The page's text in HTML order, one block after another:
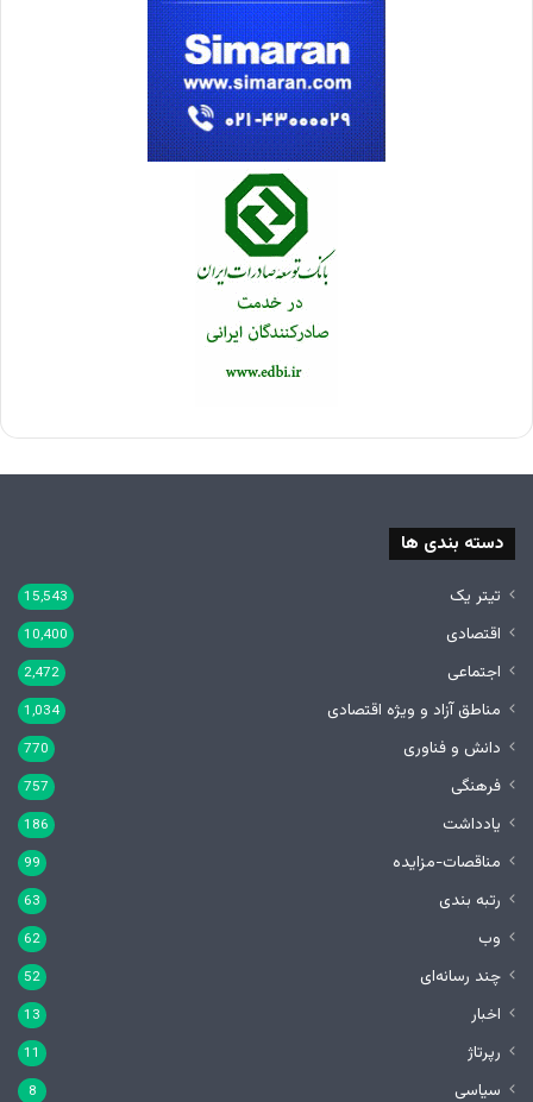
دسته بندی ها
تیتر یک 15,543
اقتصادی 10,400
اجتماعی 2,472
مناطق آزاد و ویژه اقتصادی 1,034
دانش و فناوری 770
فرهنگی 757
یادداشت 186
مناقصات-مزایده 99
رتبه بندی 63
وب 62
چند رسانه‌ای 52
اخبار 13
رپرتاژ 11
سیاسی 8